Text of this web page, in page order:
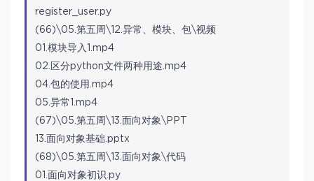
register_user.py
(66)\05.第五周\12.异常、模块、包\视频
01.模块导入1.mp4
02.区分python文件两种用途.mp4
04.包的使用.mp4
05.异常1.mp4
(67)\05.第五周\13.面向对象\PPT
13.面向对象基础.pptx
(68)\05.第五周\13.面向对象\代码
01.面向对象初识.py